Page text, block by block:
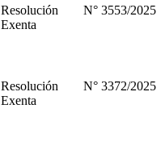
Resolución
Exenta
N° 3553/2025
Resolución
Exenta
N° 3372/2025